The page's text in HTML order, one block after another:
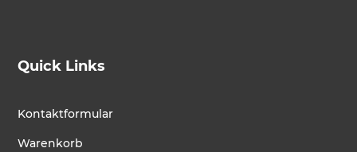
Quick Links
Kontaktformular
Warenkorb